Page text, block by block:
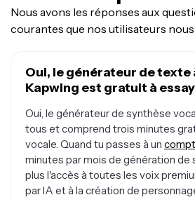
Nous avons les réponses aux
courantes que nos utilisateurs
Oui, le générateur de texte
Kapwing est gratuit à
Oui, le générateur de synthèse
tous et comprend trois minutes
vocale. Quand tu passes à un
minutes par mois de génération de
plus l'accès à toutes les voix
par IA et à la création de